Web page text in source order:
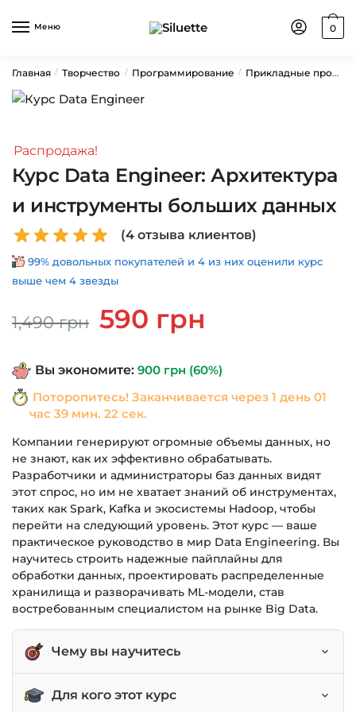
Меню 0
Главная / Творчество / Программирование / Прикладные профессии
Распродажа!
Курс Data Engineer: Архитектура
и инструменты больших данных
(4отзыва клиентов)
99% довольных покупателей и 4 из них оценили курс
выше чем 4 звезды
1,490грн
Первоначальная
цена
1,490 грн.
590 грн
Вы экономите: 900 грн (60%)
Поторопитесь! Заканчивается через 1 день 01
час 39 мин. 21 сек.
Компании генерируют огромные объемы данных, но
не знают, как их эффективно обрабатывать.
Разработчики и администраторы баз данных видят
этот спрос, но им не хватает знаний об инструментах,
таких как Spark, Kafka и экосистемы Hadoop, чтобы
перейти на следующий уровень. Этот курс — ваше
практическое руководство в мир Data Engineering. Вы
научитесь строить надежные пайплайны для
обработки данных, проектировать распределенные
хранилища и разворачивать ML-модели, став
востребованным специалистом на рынке Big Data.
Чему вы научитесь
Работать с ключевыми инструментами
Для кого этот курс